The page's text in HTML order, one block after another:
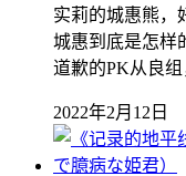
实莉的城惠熊，
城惠到底是怎样
道歉的PK从良
2022年2月12日